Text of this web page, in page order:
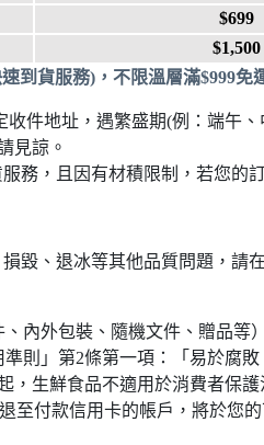
$699
$1,500
到貨服務) ， 不限溫層滿$999免
件地址，遇繁盛期(例：端午
見諒。
務，且因有材積限制，若您的
毀、退冰等其他品質問題，
內外包裝、隨機文件、贈品等
則」第2條第一項：「易於腐
，生鮮食品不適用於消費者保
至付款信用卡的帳戶，將於您